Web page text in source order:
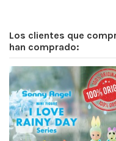
Los clientes que
han comprado: